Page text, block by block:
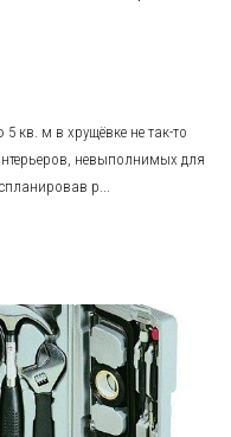
кв. м в хрущёвке не так-то
невыполнимых для
р...